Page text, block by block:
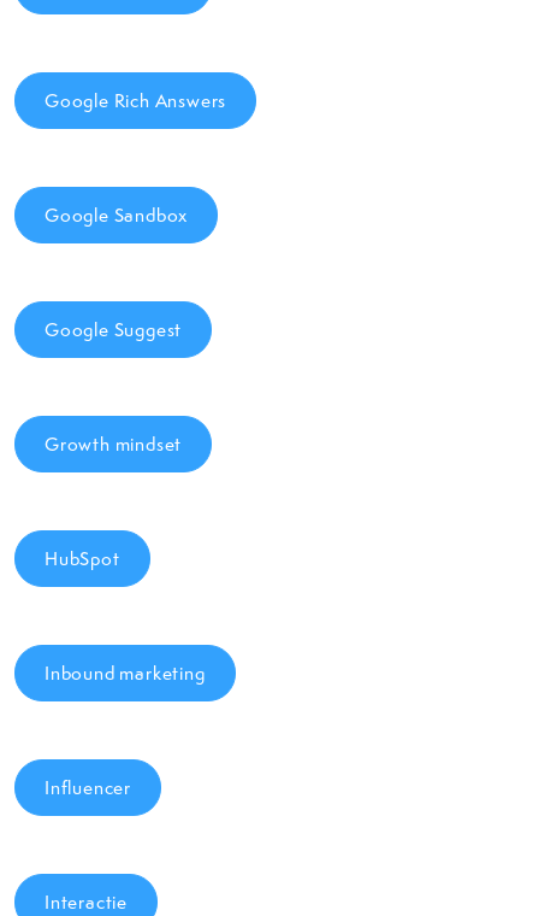
Google Rich Answers
Google Sandbox
Google Suggest
Growth mindset
HubSpot
Inbound marketing
Influencer
Interactie